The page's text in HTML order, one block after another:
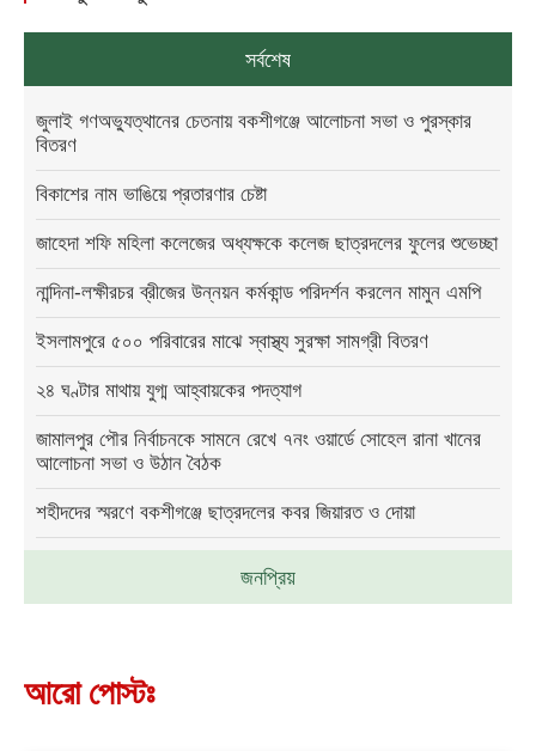
সর্বশেষ
জনপ্রিয়
জুলাই গণঅভ্যুত্থানের চেতনায় বকশীগঞ্জে আলোচনা সভা ও পুরস্কার
বিতরণ
বিকাশের নাম ভাঙিয়ে প্রতারণার চেষ্টা
জাহেদা শফি মহিলা কলেজের অধ্যক্ষকে কলেজ ছাত্রদলের ফুলের শুভেচ্ছা
নান্দিনা-লক্ষীরচর ব্রীজের উন্নয়ন কর্মকান্ড পরিদর্শন করলেন মামুন এমপি
ইসলামপুরে ৫০০ পরিবারের মাঝে স্বাস্থ্য সুরক্ষা সামগ্রী বিতরণ
২৪ ঘণ্টার মাথায় যুগ্ম আহ্বায়কের পদত্যাগ
জামালপুর পৌর নির্বাচনকে সামনে রেখে ৭নং ওয়ার্ডে সোহেল রানা খানের
আলোচনা সভা ও উঠান বৈঠক
শহীদদের স্মরণে বকশীগঞ্জে ছাত্রদলের কবর জিয়ারত ও দোয়া
আরো পোস্টঃ